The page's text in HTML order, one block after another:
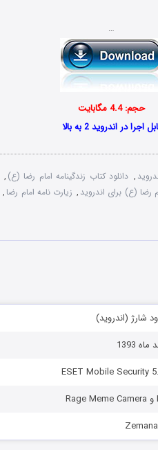
…
حجم: 4.4 مگابایت
اجرا در اندروید 2 به بالا
, دانلود کتاب زندگینامه امام رضا (ع) ,
رضا (ع) برای اندروید , زیارت نامه امام رضا ,
شارژ (اندروید)
1393